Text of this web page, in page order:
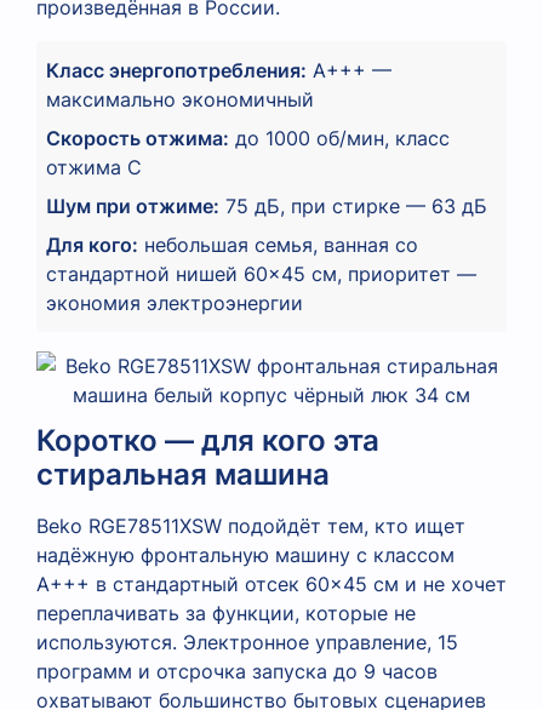
произведённая в России.
Класс энергопотребления: A+++ —
максимально экономичный
Скорость отжима: до 1000 об/мин, класс
отжима C
Шум при отжиме: 75 дБ, при стирке — 63 дБ
Для кого: небольшая семья, ванная со
стандартной нишей 60×45 см, приоритет —
экономия электроэнергии
Коротко — для кого эта
стиральная машина
Beko RGE78511XSW подойдёт тем, кто ищет
надёжную фронтальную машину с классом
A+++ в стандартный отсек 60×45 см и не хочет
переплачивать за функции, которые не
используются. Электронное управление, 15
программ и отсрочка запуска до 9 часов
охватывают большинство бытовых сценариев